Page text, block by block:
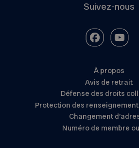
Suivez-nous
À propos
Avis de retrait
Défense des droits
Protection des
Changement
Numéro de membre